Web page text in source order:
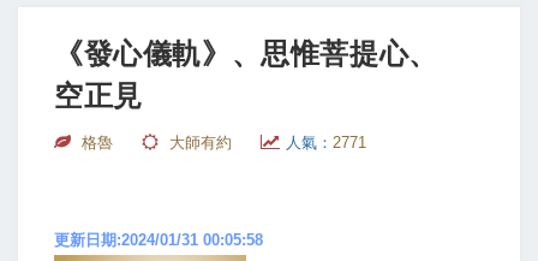
《發心儀軌》、思惟菩提心、
空正見
格魯 大師有約 人氣： 2771
更新日期:2024/01/31 00:05:58